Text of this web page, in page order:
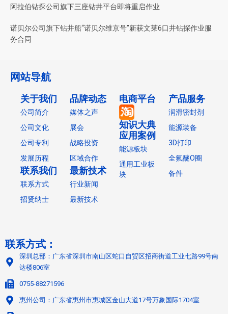
阿拉伯钻探公司旗下三座钻井平台即将重启作业
诺贝尔公司旗下钻井船“诺贝尔维京号”新获文莱6口井钻探作业服
务合同
网站导航
关于我们
公司简介
公司文化
公司专利
发展历程
联系我们
联系方式
招贤纳士
品牌动态
媒体之声
展会
战略投资
区域合作
最新技术
行业新闻
最新技术
电商平台
知识大典
应用案例
能源板块
通用工业板
块
产品服务
润滑密封剂
能源装备
3D打印
全氟醚O圈
备件
联系方式：
深圳总部：广东省深圳市南山区蛇口自贸区招商街道工业七路99号南
达楼806室
0755-88271596
惠州公司：广东省惠州市惠城区金山大道17号万象国际1704室